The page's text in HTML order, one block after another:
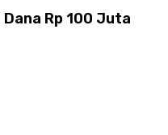
Rp 100 Juta